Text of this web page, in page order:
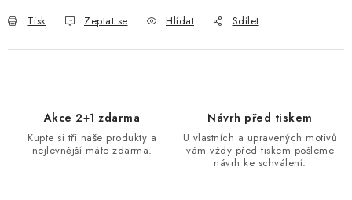
Tisk Zeptat se Hlídat Sdílet
Akce 2+1 zdarma
Kupte si tři naše produkty a
nejlevnější máte zdarma.
Návrh před tiskem
U vlastních a upravených motivů
vám vždy před tiskem pošleme
návrh ke schválení.